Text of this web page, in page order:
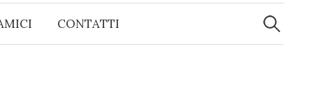
CONTATTI
Ricerca
per: